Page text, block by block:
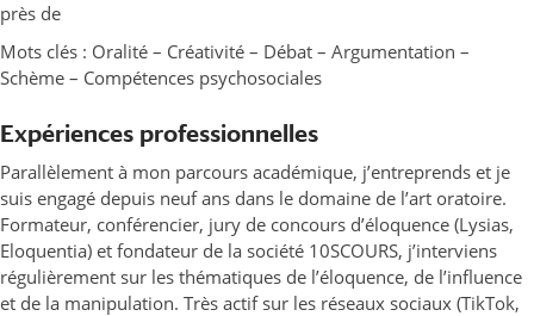
près de
Mots clés : Oralité – Créativité – Débat – Argumentation –
Schème – Compétences psychosociales
Expériences professionnelles
Parallèlement à mon parcours académique, j’entreprends et je
suis engagé depuis neuf ans dans le domaine de l’art oratoire.
Formateur, conférencier, jury de concours d’éloquence (Lysias,
Eloquentia) et fondateur de la société 10SCOURS, j’interviens
régulièrement sur les thématiques de l’éloquence, de l’influence
et de la manipulation. Très actif sur les réseaux sociaux (TikTok,